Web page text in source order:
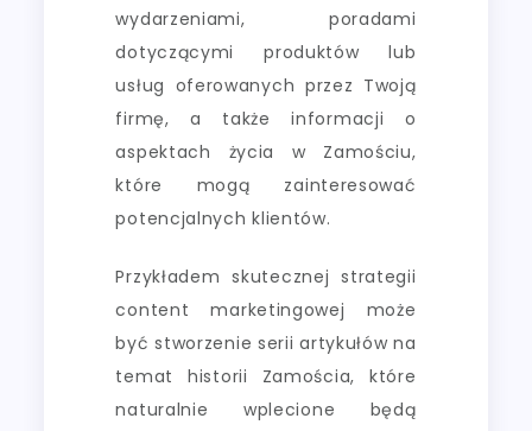
wydarzeniami, poradami
dotyczącymi produktów lub
usług oferowanych przez Twoją
firmę, a także informacji o
aspektach życia w Zamościu,
które mogą zainteresować
potencjalnych klientów.
Przykładem skutecznej strategii
content marketingowej może
być stworzenie serii artykułów na
temat historii Zamościa, które
naturalnie wplecione będą